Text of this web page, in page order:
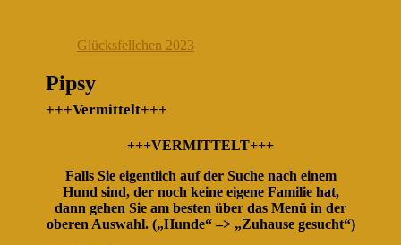
Glücksfellchen 2023
Pipsy
+++Vermittelt+++
+++VERMITTELT+++
Falls Sie eigentlich auf der Suche nach einem
Hund sind, der noch keine eigene Familie hat,
dann gehen Sie am besten über das Menü in der
oberen Auswahl. („Hunde“ –> „Zuhause gesucht“)